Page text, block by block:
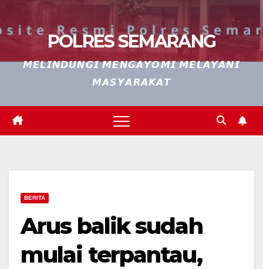
POLRES SEMARANG
𝙈𝙀𝙇𝙄𝙉𝘿𝙐𝙉𝙂𝙄 𝙈𝙀𝙉𝙂𝘼𝙔𝙊𝙈𝙄 𝙈𝙀𝙇𝘼𝙔𝘼𝙉𝙄
𝙈𝘼𝙎𝙔𝘼𝙍𝘼𝙆𝘼𝙏
BERITA
Arus balik sudah
mulai terpantau,